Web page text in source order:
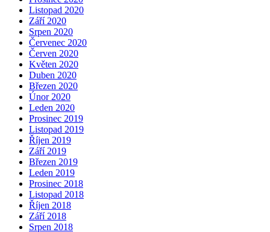
Listopad 2020
Září 2020
Srpen 2020
Červenec 2020
Červen 2020
Květen 2020
Duben 2020
Březen 2020
Únor 2020
Leden 2020
Prosinec 2019
Listopad 2019
Říjen 2019
Září 2019
Březen 2019
Leden 2019
Prosinec 2018
Listopad 2018
Říjen 2018
Září 2018
Srpen 2018